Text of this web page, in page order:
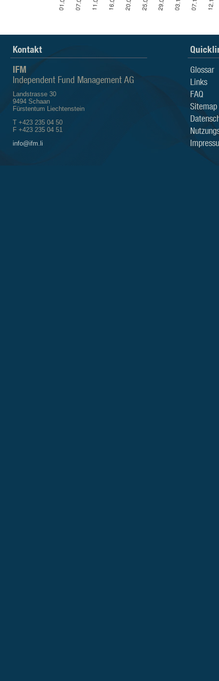
Kontakt
IFM
Independent Fund Management AG
Landstrasse 30
9494 Schaan
Fürstentum Liechtenstein
T +423 235 04 50
F +423 235 04 51
info@ifm.li
Glossar
Links
FAQ
Sitemap